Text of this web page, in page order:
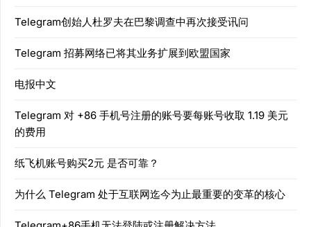
Telegram创始人杜罗夫在巴黎调查中再次接受讯问
Telegram 招募网络已将其业务扩展到欧盟国家
电报中文
Telegram 对 +86 手机号注册的账号要每账号收取 1.19 美元
的费用
纸飞机账号购买2元 是否可靠？
为什么 Telegram 处于互联网迄今为止最重要的变革的核心